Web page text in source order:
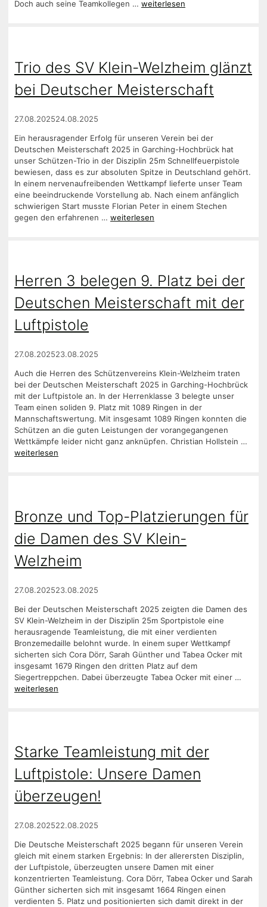
Doch auch seine Teamkollegen … weiterlesen
Trio des SV Klein-Welzheim glänzt
bei Deutscher Meisterschaft
27.08.202524.08.2025
Ein herausragender Erfolg für unseren Verein bei der
Deutschen Meisterschaft 2025 in Garching-Hochbrück hat
unser Schützen-Trio in der Disziplin 25m Schnellfeuerpistole
bewiesen, dass es zur absoluten Spitze in Deutschland gehört.
In einem nervenaufreibenden Wettkampf lieferte unser Team
eine beeindruckende Vorstellung ab. Nach einem anfänglich
schwierigen Start musste Florian Peter in einem Stechen
gegen den erfahrenen … weiterlesen
Herren 3 belegen 9. Platz bei der
Deutschen Meisterschaft mit der
Luftpistole
27.08.202523.08.2025
Auch die Herren des Schützenvereins Klein-Welzheim traten
bei der Deutschen Meisterschaft 2025 in Garching-Hochbrück
mit der Luftpistole an. In der Herrenklasse 3 belegte unser
Team einen soliden 9. Platz mit 1089 Ringen in der
Mannschaftswertung. Mit insgesamt 1089 Ringen konnten die
Schützen an die guten Leistungen der vorangegangenen
Wettkämpfe leider nicht ganz anknüpfen. Christian Hollstein …
weiterlesen
Bronze und Top-Platzierungen für
die Damen des SV Klein-
Welzheim
27.08.202523.08.2025
Bei der Deutschen Meisterschaft 2025 zeigten die Damen des
SV Klein-Welzheim in der Disziplin 25m Sportpistole eine
herausragende Teamleistung, die mit einer verdienten
Bronzemedaille belohnt wurde. In einem super Wettkampf
sicherten sich Cora Dörr, Sarah Günther und Tabea Ocker mit
insgesamt 1679 Ringen den dritten Platz auf dem
Siegertreppchen. Dabei überzeugte Tabea Ocker mit einer …
weiterlesen
Starke Teamleistung mit der
Luftpistole: Unsere Damen
überzeugen!
27.08.202522.08.2025
Die Deutsche Meisterschaft 2025 begann für unseren Verein
gleich mit einem starken Ergebnis: In der allerersten Disziplin,
der Luftpistole, überzeugten unsere Damen mit einer
konzentrierten Teamleistung. Cora Dörr, Tabea Ocker und Sarah
Günther sicherten sich mit insgesamt 1664 Ringen einen
verdienten 5. Platz und positionierten sich damit direkt in der